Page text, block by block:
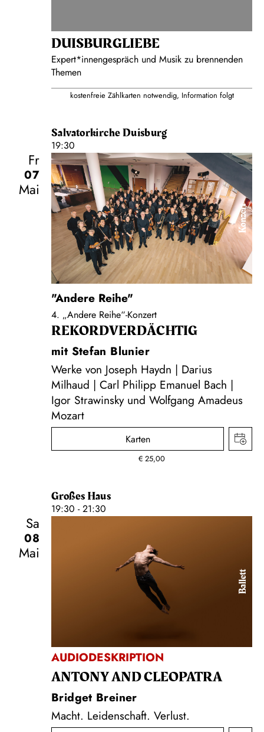
DUISBURG­LIEBE
Expert*innengespräch und Musik zu brennenden
Themen
kostenfreie Zählkarten notwendig, Information folgt
Salvatorkirche Duisburg
19:30
Fr
07
Mai
Konzert
"Andere Reihe"
4. „Andere Reihe“-Konzert
REKORD­VERDÄCHTIG
mit Stefan Blunier
Werke von Joseph Haydn | Darius
Milhaud | Carl Philipp Emanuel Bach |
Igor Strawinsky und Wolfgang Amadeus
Mozart
Karten
€ 25,00
Großes Haus
19:30 - 21:30
Sa
08
Mai
Ballett
AUDIODESKRIPTION
ANTONY AND CLEOPATRA
Bridget Breiner
Macht. Leidenschaft. Verlust.